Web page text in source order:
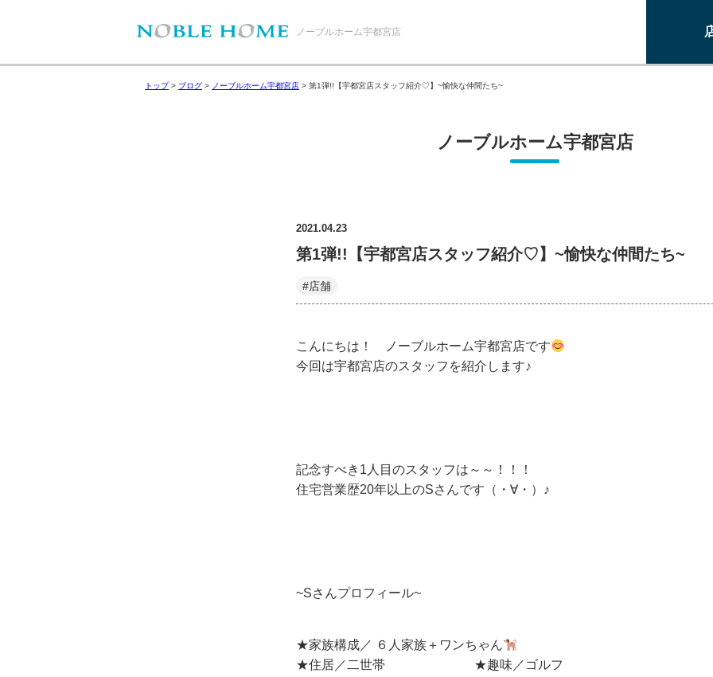
ノーブルホーム宇都宮店
トップ> ブログ > ノーブルホーム宇都宮店 > 第1弾!!【宇都宮店スタッフ紹介♡】~愉快な仲間たち~
ノーブルホーム宇都宮店
2021.04.23
第1弾!!【宇都宮店スタッフ紹介♡】~愉快な仲間たち~
#店舗
こんにちは！ ノーブルホーム宇都宮店です
今回は宇都宮店のスタッフを紹介します♪
記念すべき1人目のスタッフは～～！！！
住宅営業歴20年以上のSさんです（・∀・）♪
~Sさんプロフィール~
★家族構成／ ６人家族＋ワンちゃん
★住居／二世帯 ★趣味／ゴルフ